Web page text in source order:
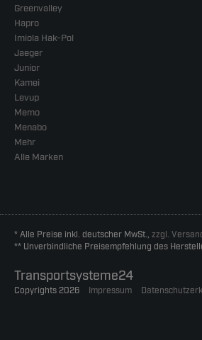
Greenvalley
Hapro
Imiola Hak-Pol
Jaeger
Junior
Kamei
Levup
Memo
Menabo
Mehr
Alle Marken
* Alle Preise inkl. deutscher MwSt., zzgl.
** Unverbindliche Preisempfehlung des
Transportsysteme24
Copyrights 2026 Impressum